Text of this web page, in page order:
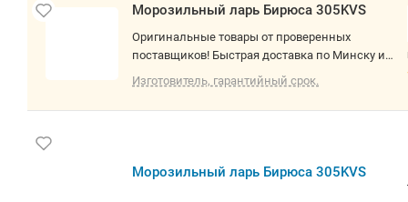
Морозильный ларь Бирюса 305KVS
Оригинальные товары от проверенных
поставщиков! Быстрая доставка по Минску и
РБ. О товаре: отдельностоящий, без No Frost,
механическое управление, класс A, полезный
объём: 285 л, инверторный компрессор, работа
Изготовитель, гарантийный срок.
Морозильный ларь Бирюса 305KVS